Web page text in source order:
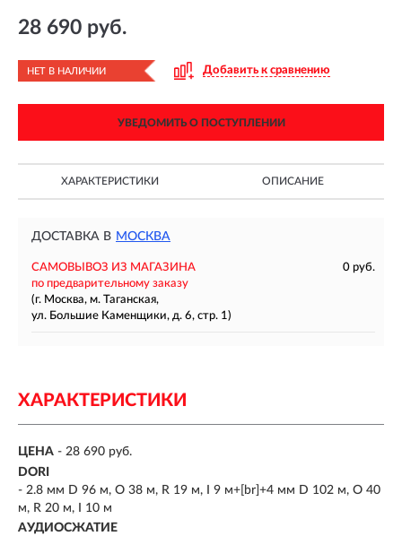
28 690 руб.
НЕТ В НАЛИЧИИ Добавить к сравнению
УВЕДОМИТЬ О ПОСТУПЛЕНИИ
ХАРАКТЕРИСТИКИ ОПИСАНИЕ
ДОСТАВКА В МОСКВА
САМОВЫВОЗ ИЗ МАГАЗИНА
0 руб.
по предварительному заказу
(г. Москва, м. Таганская,
ул. Большие Каменщики, д. 6, стр. 1)
ХАРАКТЕРИСТИКИ
ЦЕНА - 28 690 руб.
DORI
- 2.8 мм D 96 м, O 38 м, R 19 м, I 9 м+[br]+4 мм D 102 м, O 40
м, R 20 м, I 10 м
АУДИОСЖАТИЕ